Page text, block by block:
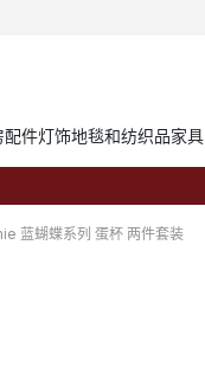
配件灯饰地毯和纺织品家具
蓝蝴蝶系列 蛋杯 两件套装